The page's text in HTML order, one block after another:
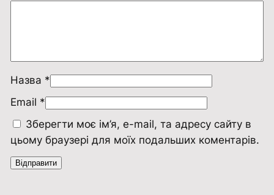
и
н
і
,
Назва *
Email *
Зберегти моє ім’я, e-mail, та адресу сайту в
цьому браузері для моїх подальших коментарів.